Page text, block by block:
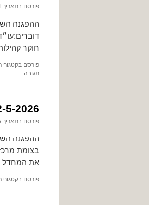
פורסם בתאריך
חוקר
פורסם
תגובה
5-2026
פורסם בתאריך 5
את המחדל
פורסם